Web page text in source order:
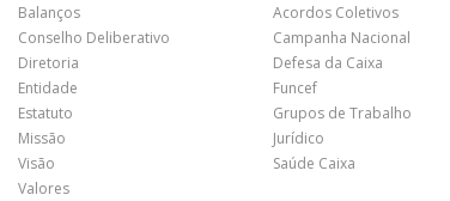
Balanços
Conselho Deliberativo
Diretoria
Entidade
Estatuto
Missão
Visão
Valores
Acordos Coletivos
Campanha Nacional
Defesa da Caixa
Funcef
Grupos de Trabalho
Jurídico
Saúde Caixa